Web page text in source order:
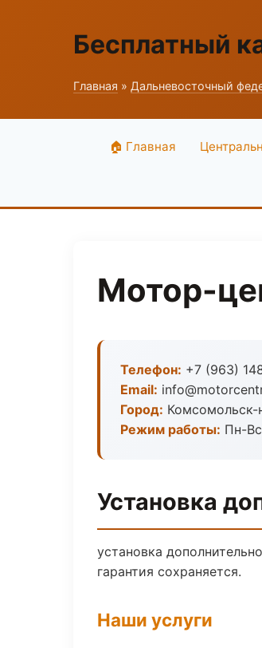
Бесплатный
Главная » Дальневосточный
🏠 Главная
Мотор-
Телефон: +7 (963)
Email:
Город:
Режим работы: Пн-
Установка
установка
гарантия сохраняется.
Наши услуги